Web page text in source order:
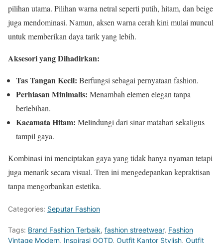
pilihan utama. Pilihan warna netral seperti putih, hitam, dan beige
juga mendominasi. Namun, aksen warna cerah kini mulai muncul
untuk memberikan daya tarik yang lebih.
Aksesori yang Dihadirkan:
Tas Tangan Kecil: Berfungsi sebagai pernyataan fashion.
Perhiasan Minimalis: Menambah elemen elegan tanpa
berlebihan.
Kacamata Hitam: Melindungi dari sinar matahari sekaligus
tampil gaya.
Kombinasi ini menciptakan gaya yang tidak hanya nyaman tetapi
juga menarik secara visual. Tren ini mengedepankan kepraktisan
tanpa mengorbankan estetika.
Categories: Seputar Fashion
Tags: Brand Fashion Terbaik, fashion streetwear, Fashion
Vintage Modern, Inspirasi OOTD, Outfit Kantor Stylish, Outfit